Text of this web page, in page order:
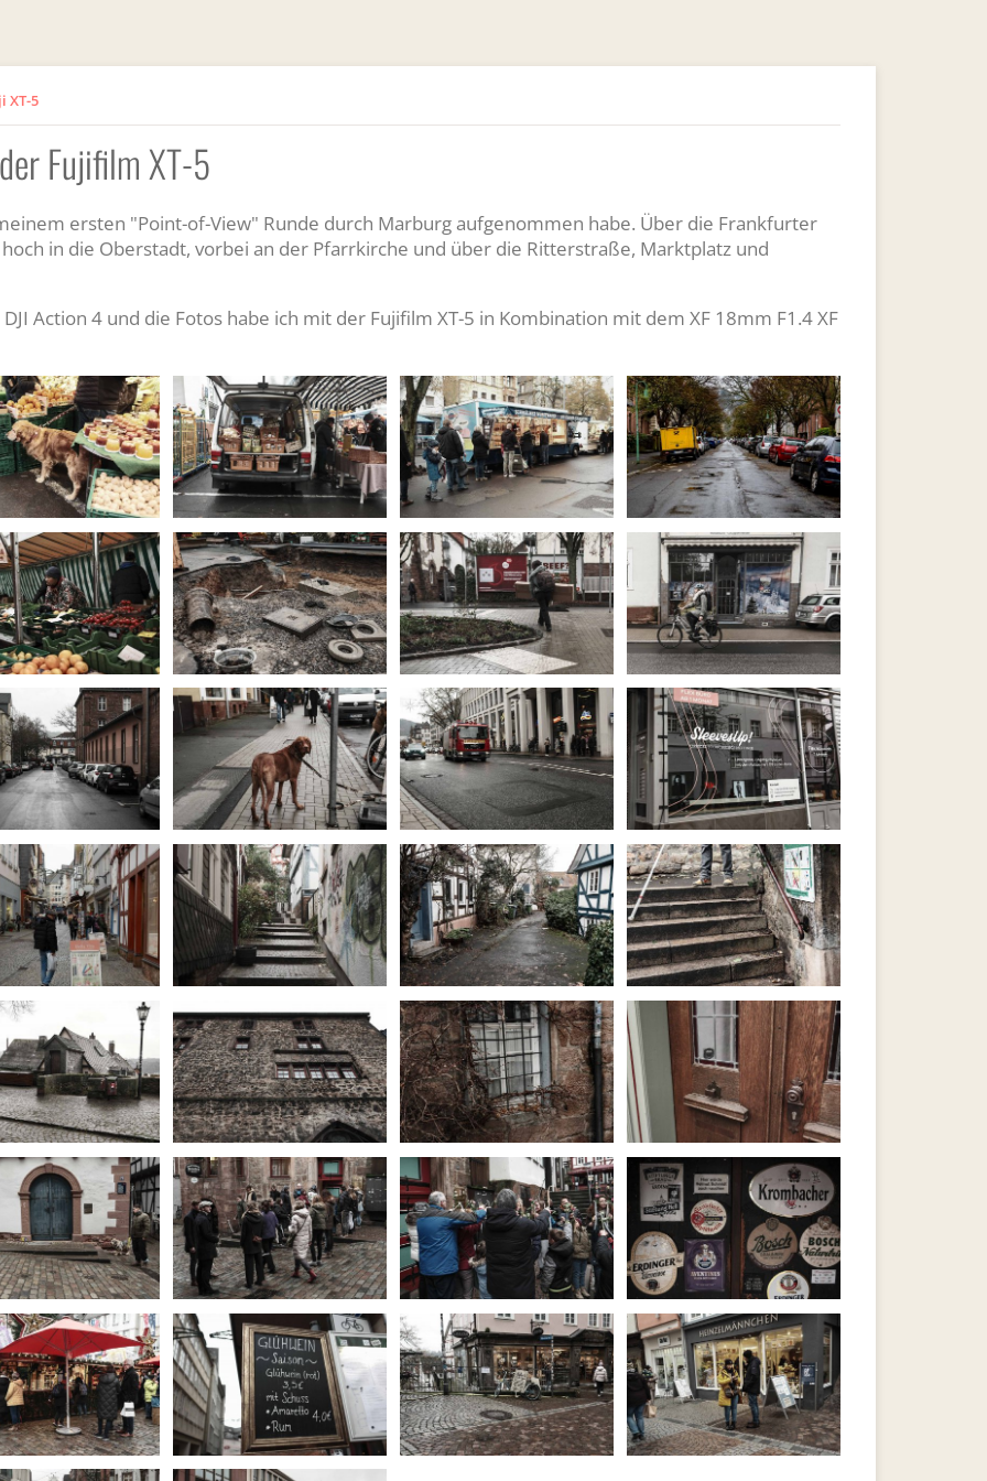
XT-5
Fujifilm XT-5
ersten "Point-of-View" Runde durch Marburg aufgenommen habe. Über die Frankfurter
in die Oberstadt, vorbei an der Pfarrkirche und über die Ritterstraße, Marktplatz und
Action 4 und die Fotos habe ich mit der Fujifilm XT-5 in Kombination mit dem XF 18mm F1.4 XF